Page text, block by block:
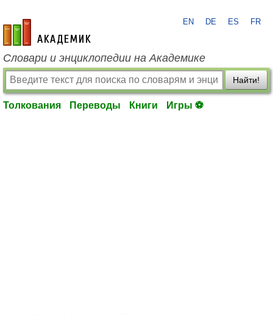
academic.ru
EN DE ES FR
Словари и энциклопедии на Академике
Найти!
Толкования Переводы Книги Игры ⚽